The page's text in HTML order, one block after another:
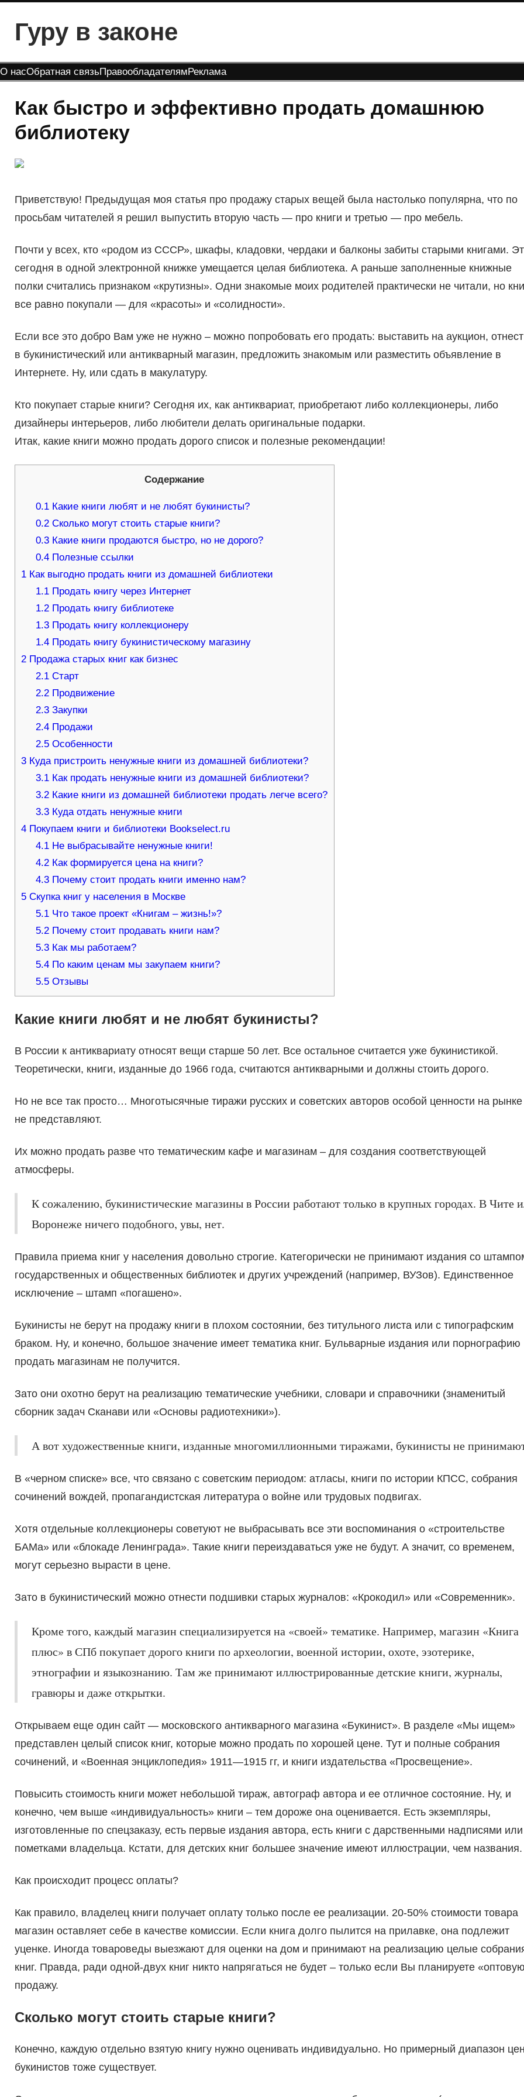
содержимому
Гуру в законе
О насОбратная связьПравообладателямРеклама
Как быстро и эффективно продать домашнюю
библиотеку
Приветствую! Предыдущая моя статья про продажу старых вещей была настолько популярна, что по
просьбам читателей я решил выпустить вторую часть — про книги и третью — про мебель.
Почти у всех, кто «родом из СССР», шкафы, кладовки, чердаки и балконы забиты старыми книгами.
сегодня в одной электронной книжке умещается целая библиотека. А раньше заполненные книжные
полки считались признаком «крутизны». Одни знакомые моих родителей практически не читали, но
все равно покупали — для «красоты» и «солидности».
Если все это добро Вам уже не нужно – можно попробовать его продать: выставить на аукцион,
в букинистический или антикварный магазин, предложить знакомым или разместить объявление в
Интернете. Ну, или сдать в макулатуру.
Кто покупает старые книги? Сегодня их, как антиквариат, приобретают либо коллекционеры, либо
дизайнеры интерьеров, либо любители делать оригинальные подарки.
Итак, какие книги можно продать дорого список и полезные рекомендации!
Содержание
0.1 Какие книги любят и не любят букинисты?
0.2 Сколько могут стоить старые книги?
0.3 Какие книги продаются быстро, но не дорого?
0.4 Полезные ссылки
1Как выгодно продать книги из домашней библиотеки
1.1 Продать книгу через Интернет
1.2 Продать книгу библиотеке
1.3 Продать книгу коллекционеру
1.4 Продать книгу букинистическому магазину
2Продажа старых книг как бизнес
2.1 Старт
2.2 Продвижение
2.3 Закупки
2.4 Продажи
2.5 Особенности
3Куда пристроить ненужные книги из домашней библиотеки?
3.1 Как продать ненужные книги из домашней библиотеки?
3.2 Какие книги из домашней библиотеки продать легче всего?
3.3 Куда отдать ненужные книги
4Покупаем книги и библиотеки Bookselect.ru
4.1 Не выбрасывайте ненужные книги!
4.2 Как формируется цена на книги?
4.3 Почему стоит продать книги именно нам?
5Скупка книг у населения в Москве
5.1 Что такое проект «Книгам – жизнь!»?
5.2 Почему стоит продавать книги нам?
5.3 Как мы работаем?
5.4 По каким ценам мы закупаем книги?
5.5 Отзывы
Какие книги любят и не любят букинисты?
В России к антиквариату относят вещи старше 50 лет. Все остальное считается уже букинистикой.
Теоретически, книги, изданные до 1966 года, считаются антикварными и должны стоить дорого.
Но не все так просто… Многотысячные тиражи русских и советских авторов особой ценности на рынке
не представляют.
Их можно продать разве что тематическим кафе и магазинам – для создания соответствующей
атмосферы.
К сожалению, букинистические магазины в России работают только в крупных городах. В Чите
Воронеже ничего подобного, увы, нет.
Правила приема книг у населения довольно строгие. Категорически не принимают издания со
государственных и общественных библиотек и других учреждений (например, ВУЗов). Единственное
исключение – штамп «погашено».
Букинисты не берут на продажу книги в плохом состоянии, без титульного листа или с типографским
браком. Ну, и конечно, большое значение имеет тематика книг. Бульварные издания или порнографию
продать магазинам не получится.
Зато они охотно берут на реализацию тематические учебники, словари и справочники (знаменитый
сборник задач Сканави или «Основы радиотехники»).
А вот художественные книги, изданные многомиллионными тиражами, букинисты не
В «черном списке» все, что связано с советским периодом: атласы, книги по истории КПСС, собрания
сочинений вождей, пропагандистская литература о войне или трудовых подвигах.
Хотя отдельные коллекционеры советуют не выбрасывать все эти воспоминания о «строительстве
БАМа» или «блокаде Ленинграда». Такие книги переиздаваться уже не будут. А значит, со временем,
могут серьезно вырасти в цене.
Зато в букинистический можно отнести подшивки старых журналов: «Крокодил» или «Современник».
Кроме того, каждый магазин специализируется на «своей» тематике. Например, магазин «Книга
плюс» в СПб покупает дорого книги по археологии, военной истории, охоте, эзотерике,
этнографии и языкознанию. Там же принимают иллюстрированные детские книги, журналы,
гравюры и даже открытки.
Открываем еще один сайт — московского антикварного магазина «Букинист». В разделе «Мы ищем»
представлен целый список книг, которые можно продать по хорошей цене. Тут и полные собрания
сочинений, и «Военная энциклопедия» 1911—1915 гг, и книги издательства «Просвещение».
Повысить стоимость книги может небольшой тираж, автограф автора и ее отличное состояние. Ну, и
конечно, чем выше «индивидуальность» книги – тем дороже она оценивается. Есть экземпляры,
изготовленные по спецзаказу, есть первые издания автора, есть книги с дарственными надписями или
пометками владельца. Кстати, для детских книг большее значение имеют иллюстрации, чем названия.
Как происходит процесс оплаты?
Как правило, владелец книги получает оплату только после ее реализации. 20-50% стоимости товара
магазин оставляет себе в качестве комиссии. Если книга долго пылится на прилавке, она подлежит
уценке. Иногда товароведы выезжают для оценки на дом и принимают на реализацию целые
книг. Правда, ради одной-двух книг никто напрягаться не будет – только если Вы планируете
продажу.
Сколько могут стоить старые книги?
Конечно, каждую отдельно взятую книгу нужно оценивать индивидуально. Но примерный диапазон
букинистов тоже существует.